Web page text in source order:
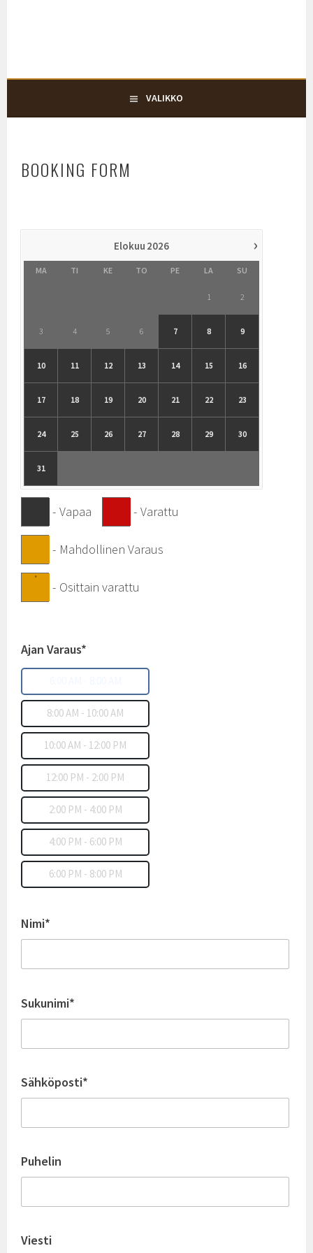
VALIKKO
BOOKING FORM
›
Elokuu 2026
MA TI KE TO PE LA SU
1 2
3 4 5 6 7 8 9
10 11 12 13 14 15 16
17 18 19 20 21 22 23
24 25 26 27 28 29 30
31
- Vapaa - Varattu
- Mahdollinen Varaus
·
- Osittain varattu
Ajan Varaus*
8:00 AM - 10:00 AM
10:00 AM - 12:00 PM
12:00 PM - 2:00 PM
2:00 PM - 4:00 PM
4:00 PM - 6:00 PM
6:00 PM - 8:00 PM
Nimi*
Sukunimi*
Sähköposti*
Puhelin
Viesti